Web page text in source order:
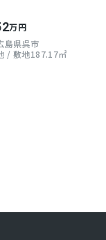
万円
島県呉市
/ 敷地187.17㎡